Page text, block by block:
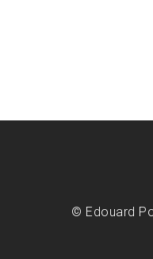
© Edouard